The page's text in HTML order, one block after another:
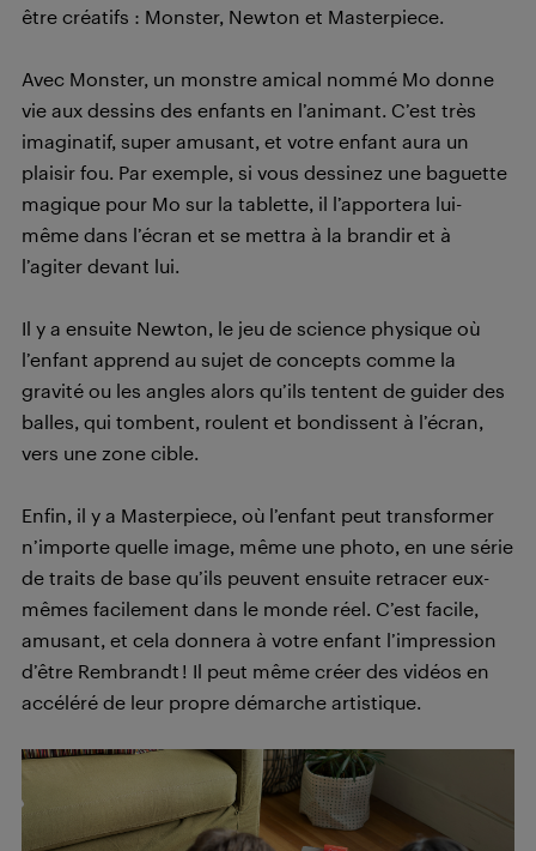
être créatifs : Monster, Newton et Masterpiece.
Avec Monster, un monstre amical nommé Mo donne
vie aux dessins des enfants en l’animant. C’est très
imaginatif, super amusant, et votre enfant aura un
plaisir fou. Par exemple, si vous dessinez une baguette
magique pour Mo sur la tablette, il l’apportera lui-
même dans l’écran et se mettra à la brandir et à
l’agiter devant lui.
Il y a ensuite Newton, le jeu de science physique où
l’enfant apprend au sujet de concepts comme la
gravité ou les angles alors qu’ils tentent de guider des
balles, qui tombent, roulent et bondissent à l’écran,
vers une zone cible.
Enfin, il y a Masterpiece, où l’enfant peut transformer
n’importe quelle image, même une photo, en une série
de traits de base qu’ils peuvent ensuite retracer eux-
mêmes facilement dans le monde réel. C’est facile,
amusant, et cela donnera à votre enfant l’impression
d’être Rembrandt ! Il peut même créer des vidéos en
accéléré de leur propre démarche artistique.